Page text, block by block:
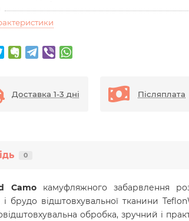
Доставка 1-3 дні Післяплата
0
Camoкамуфляжного забарвлення
брудо відштовхувальної тканини
обробка, зручний і